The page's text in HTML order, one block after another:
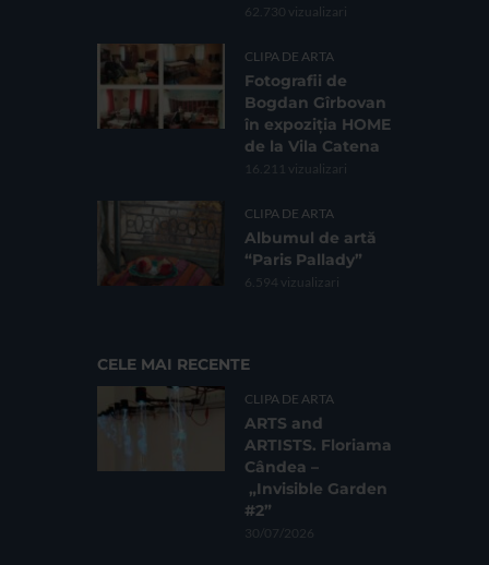
62.730 vizualizari
CLIPA DE ARTA
Fotografii de
Bogdan Gîrbovan
în expoziția HOME
de la Vila Catena
16.211 vizualizari
CLIPA DE ARTA
Albumul de artă
“Paris Pallady”
6.594 vizualizari
CELE MAI RECENTE
CLIPA DE ARTA
ARTS and
ARTISTS. Floriama
Cândea –
„Invisible Garden
#2”
30/07/2026